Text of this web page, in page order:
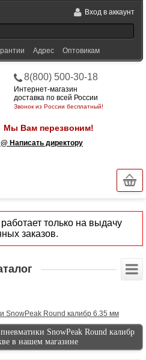
Вход в аккаунт
Адрес Оптовикам
8(800) 500-30-18
Интернет-магазин
доставка по всей России
Звонок из России бесплатный!
Мы Вам перезвоним!
@ Написать директору
только на выдачу
заказов.
SnowPeak Round калибр 6.35 мм
SnowPeak Round калибр
в нашем магазине